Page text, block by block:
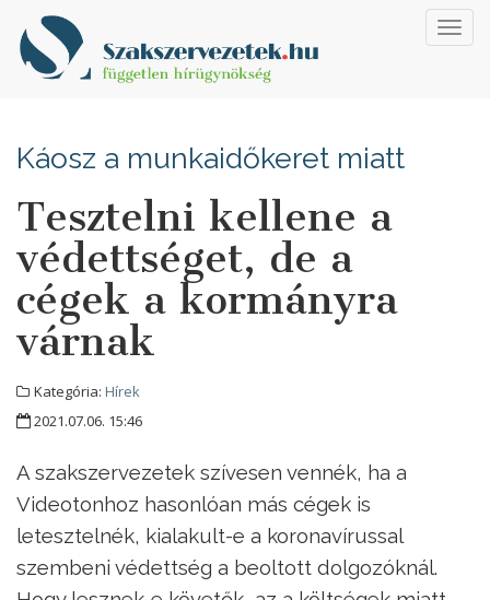
Káosz a munkaidőkeret miatt
Tesztelni kellene a
védettséget, de a
cégek a kormányra
várnak
Kategória: Hírek
2021.07.06. 15:46
A szakszervezetek szívesen vennék, ha a
Videotonhoz hasonlóan más cégek is
letesztelnék, kialakult-e a koronavírussal
szembeni védettség a beoltott dolgozóknál.